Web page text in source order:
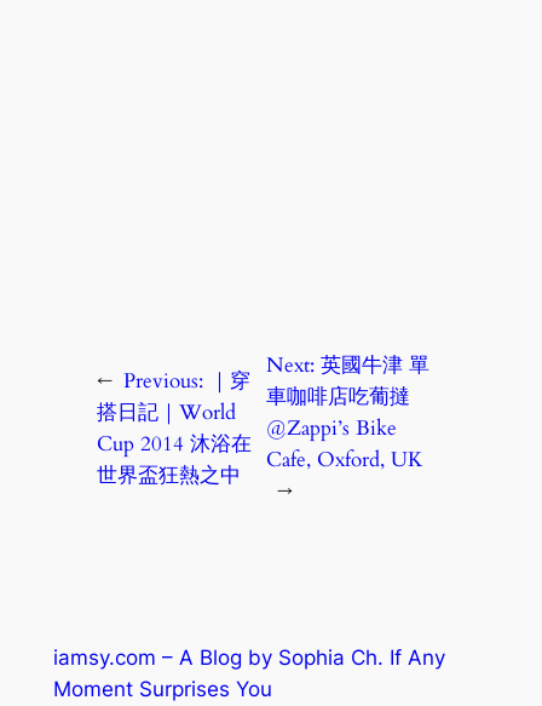
← Previous: ｜穿
搭日記｜World
Cup 2014 沐浴在
世界盃狂熱之中
Next: 英國牛津 單
車咖啡店吃葡撻
@Zappi’s Bike
Cafe, Oxford, UK
→
iamsy.com – A Blog by Sophia Ch. If Any
Moment Surprises You